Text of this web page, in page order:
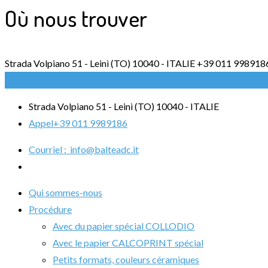
Où nous trouver
Strada Volpiano 51 - Leinì (TO) 10040 - ITALIE +39 011
Strada Volpiano 51 - Leinì (TO) 10040 - ITALIE
Appel+39 011 9989186
Courriel : info@balteadc.it
Qui sommes-nous
Procédure
Avec du papier spécial COLLODIO
Avec le papier CALCOPRINT spécial
Petits formats, couleurs céramiques